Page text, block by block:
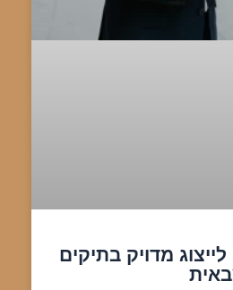
לייצוג מדויק בתיקים